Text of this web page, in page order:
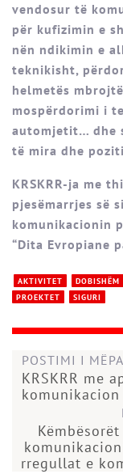
vendosur të
për kufizimin e
nën ndikimin e
teknikisht,
helmetës
mospërdorimi i
automjetit… dhe
të mira dhe
KRSKRR-ja me
pjesëmarrjes së
komunikacionin
“Dita Evropiane
AKTIVITET DOBISHËM
PROEKTET
SIGURI
POSTIMI I
KRSKRR me
rregullat e